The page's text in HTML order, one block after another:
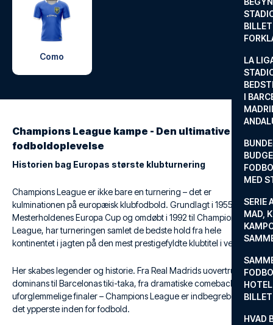
LA
I
MED
SERIE
MAD,
HVAD
Como
Champions League kampe - Den ultimative
fodboldoplevelse
Historien bag Europas største klubturnering
Champions League er ikke bare en turnering – det er
kulminationen på europæisk klubfodbold. Grundlagt i 1955 som
Mesterholdenes Europa Cup og omdøbt i 1992 til Champions
League, har turneringen samlet de bedste hold fra hele
kontinentet i jagten på den mest prestigefyldte klubtitel i verden.
Her skabes legender og historie. Fra Real Madrids uovertrufne
dominans til Barcelonas tiki-taka, fra dramatiske comebacks til
uforglemmelige finaler – Champions League er indbegrebet af
det ypperste inden for fodbold.